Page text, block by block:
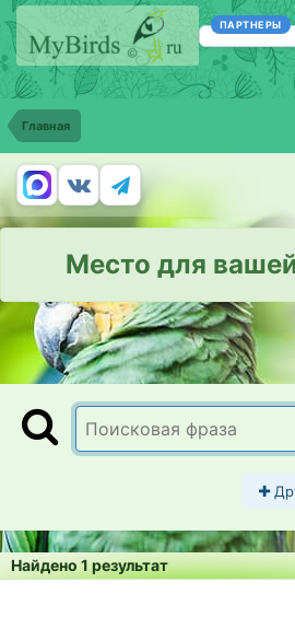
ПАРТНЕРЫ
Главная
Место для
Найдено 1 результат